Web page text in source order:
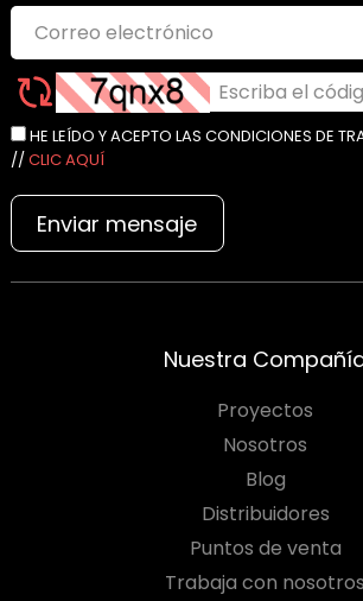
NO TIENES
PARA COTIZAR
HE LEÍDO Y ACEPTO LAS CONDICIONES DE
// CLIC AQUÍ
Enviar mensaje
Nuestra
Proyectos
Nosotros
Blog
Distribuidores
Puntos de venta
Trabaja con nosotros